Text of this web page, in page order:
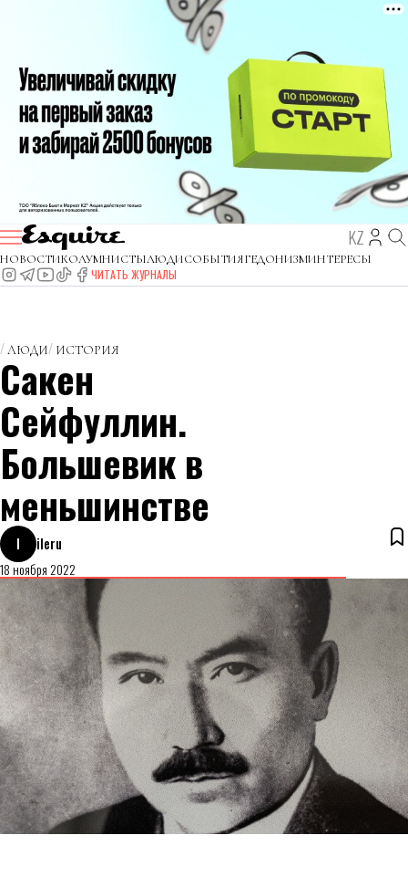
KZ
НОВОСТИКОЛУМНИСТЫЛЮДИСОБЫТИЯГЕДОНИЗМИНТЕРЕСЫ
ЧИТАТЬ ЖУРНАЛЫ
ЛЮДИ ИСТОРИЯ
Сакен
Сейфуллин.
Большевик в
меньшинстве
I
ileru
18 ноября 2022